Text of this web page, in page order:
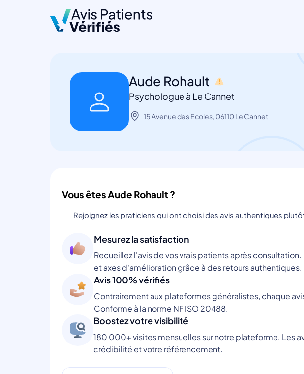
Aude Rohault
Psychologue à Le Cannet
15 Avenue des Ecoles, 06110 Le Cannet
Vous êtes Aude Rohault ?
Rejoignez les praticiens qui ont choisi des avis authentiques
Mesurez la satisfaction
Recueillez l'avis de vos vrais patients après
et axes d'amélioration grâce à des retours authentiques.
Avis 100% vérifiés
Contrairement aux plateformes généralistes, chaque
Conforme à la norme NF ISO 20488.
Boostez votre visibilité
180 000+ visites mensuelles sur notre plateforme. Les
crédibilité et votre référencement.